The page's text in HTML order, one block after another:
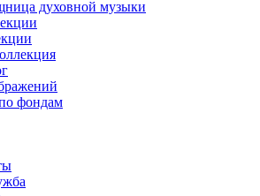
духовной музыки
фондам